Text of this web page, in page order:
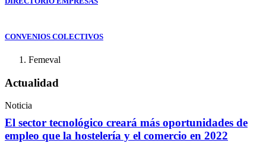
CONVENIOS COLECTIVOS
Femeval
Actualidad
Noticia
El sector tecnológico creará más oportunidades de
empleo que la hostelería y el comercio en 2022